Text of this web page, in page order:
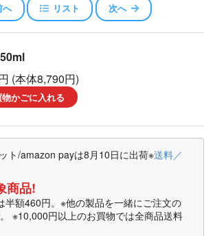
へ リスト 次へ
(本体8,790円)
物かごに入れる
ト/amazon payは8月10日に出荷※送料／
商品!
半額460円。※他の製品を一緒にご注文の
※10,000円以上のお買物では全商品送料